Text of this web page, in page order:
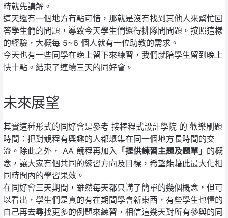
時就先講解。
這天還有一個地方有點可惜，那就是沒有找到其他人來幫忙回
答學生們的問題，導致今天學生們還得排隊問問題。按照這樣
的經驗，大概每 5~6 個人就有一位助教的需求。
今天也有一些同學在晚上留下來練習，我們就陪學生留到晚上
快十點。結束了連續三天的同好會。
未來展望
其實這種形式的同好會是參考 接棒程式設計學院 的 歡樂刷題
時間：把對競程有興趣的人都聚集在同一個地方長時間的交
流。除此之外， AA 競程再加入 「提供練習主題及題單」 的概
念，讓大家有個共同的練習方向及目標，希望能藉此最大化相
同時間內的學習果效。
在同好會三天期間，雖然每天都只講了簡單的幾個概念，但可
以看出，學生們是真的有在期間學會新東西，有些學生也懂的
自己再去尋找更多的例題來練習，相信這幾天對所有參與的同